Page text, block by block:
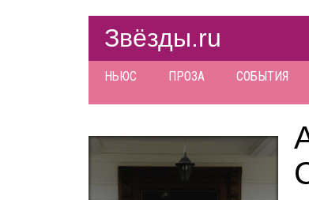
Звёзды.ru
НЬЮС ПРОЗА СОБЫТИЯ